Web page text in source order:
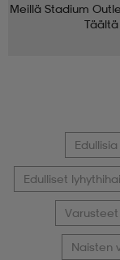
Meillä Stadium
Edulliset
Varusteet
Naisten